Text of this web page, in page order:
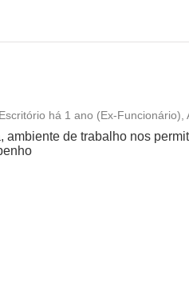
Conciliação com a vida
há 1 ano (Ex-Funcionário),
ambiente de trabalho nos